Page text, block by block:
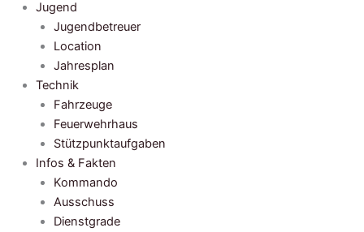
Jugend
Jugendbetreuer
Location
Jahresplan
Technik
Fahrzeuge
Feuerwehrhaus
Stützpunktaufgaben
Infos & Fakten
Kommando
Ausschuss
Dienstgrade